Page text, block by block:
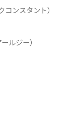
ンスタント）
ルジー）